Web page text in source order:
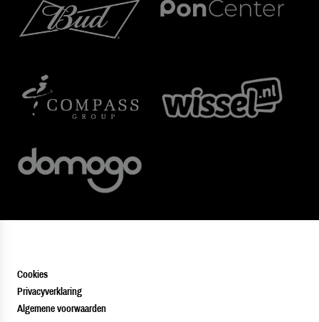
Cookies
Privacyverklaring
Algemene voorwaarden